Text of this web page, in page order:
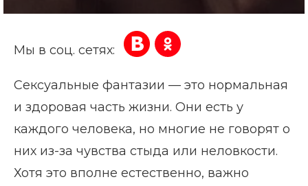
Мы в соц. сетях:
Сексуальные фантазии — это нормальная
и здоровая часть жизни. Они есть у
каждого человека, но многие не говорят о
них из-за чувства стыда или неловкости.
Хотя это вполне естественно, важно